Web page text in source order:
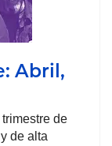
Abril,
de
de alta